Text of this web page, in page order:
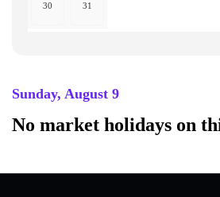
30 31
Sunday, August 9
No market holidays on